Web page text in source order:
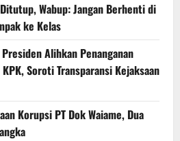
Wabup: Jangan Berhenti di
ke Kelas
Alihkan Penanganan
Soroti Transparansi Kejaksaan
Korupsi PT Dok Waiame, Dua